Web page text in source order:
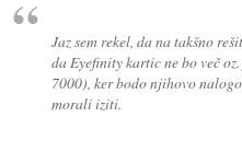
Jaz sem rekel, da na takšno
da Eyefinity kartic ne bo več
7000), ker bodo njihovo
morali iziti.